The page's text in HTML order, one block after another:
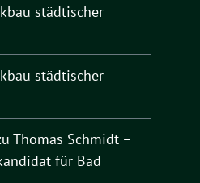
städtischer
städtischer
Thomas Schmidt –
für Bad